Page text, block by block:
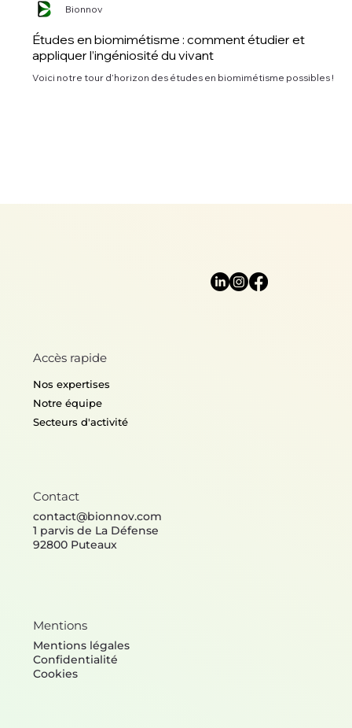
Études en biomimétisme : comment étudier et
appliquer l’ingéniosité du vivant
Voici notre tour d’horizon des études en biomimétisme possibles !
Bionnov
Accès rapide
Nos expertises
Notre équipe
Secteurs d'activité
Contact
contact@bionnov.com
1 parvis de La Défense
92800 Puteaux
Mentions
Mentions légales
Confidentialité
Cookies